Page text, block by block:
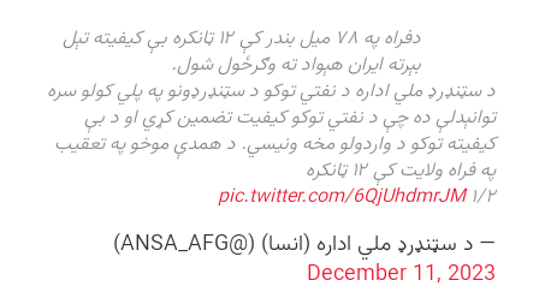
دفراه په ٧٨ میل بندر کې ۱۲ ټانکره بې کیفیته تېل
بېرته ایران هېواد ته وګرځول شول.
د سټنډرډ ملي اداره د نفتي توکو د سټنډرډونو په پلي کولو سره
توانېدلې ده چې د نفتي توکو کیفیت تضمین کړي او د بې
کیفیته توکو د واردولو مخه ونیسي. د همدې موخو په تعقیب
په فراه ولایت کې ۱۲ ټانکره
۱/۲ pic.twitter.com/6QjUhdmrJM
— د سټنډرډ ملي اداره (انسا) (@ANSA_AFG)
December 11, 2023